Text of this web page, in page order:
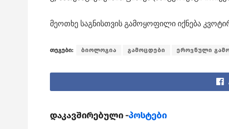
მეოთხე საგნისთვის გამოყოფილი იქნება
თეგები: ბიოლოგია გამოცდები ეროვნული
დაკავშირებული -პოსტები